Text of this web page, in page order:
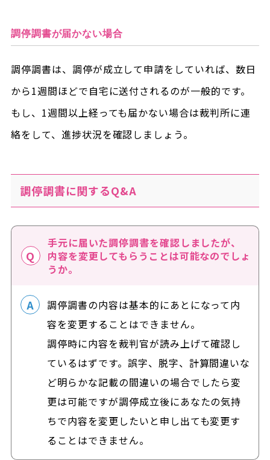
調停調書が届かない場合
調停調書は、調停が成立して申請をしていれば、数日
から1週間ほどで自宅に送付されるのが一般的です。
もし、1週間以上経っても届かない場合は裁判所に連
絡をして、進捗状況を確認しましょう。
調停調書に関するQ&A
手元に届いた調停調書を確認しましたが、
内容を変更してもらうことは可能なのでしょ
うか。
調停調書の内容は基本的にあとになって内
容を変更することはできません。
調停時に内容を裁判官が読み上げて確認し
ているはずです。誤字、脱字、計算間違いな
ど明らかな記載の間違いの場合でしたら変
更は可能ですが調停成立後にあなたの気持
ちで内容を変更したいと申し出ても変更す
ることはできません。